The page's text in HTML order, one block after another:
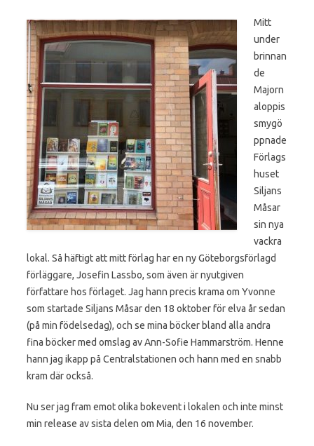
Mitt
under
brinnan
de
Majorn
aloppis
smygö
ppnade
Förlags
huset
Siljans
Måsar
sin nya
vackra
lokal. Så häftigt att mitt förlag har en ny Göteborgsförlagd
förläggare, Josefin Lassbo, som även är nyutgiven
författare hos förlaget. Jag hann precis krama om Yvonne
som startade Siljans Måsar den 18 oktober för elva år sedan
(på min födelsedag), och se mina böcker bland alla andra
fina böcker med omslag av Ann-Sofie Hammarström. Henne
hann jag ikapp på Centralstationen och hann med en snabb
kram där också.
Nu ser jag fram emot olika bokevent i lokalen och inte minst
min release av sista delen om Mia, den 16 november.